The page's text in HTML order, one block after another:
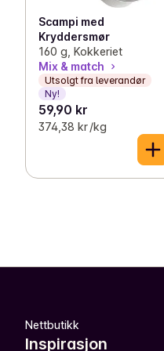
Scampi med
Kryddersmør
160 g, Kokkeriet
Mix & match
Utsolgt fra leverandør
Ny!
59,90 kr
374,38 kr /kg
Nettbutikk
Inspirasjon